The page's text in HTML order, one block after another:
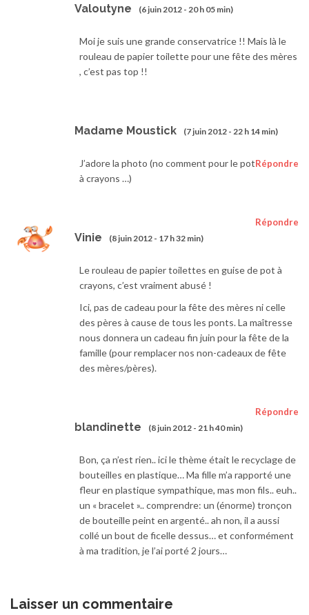
Valoutyne (6 juin 2012 - 20 h 05 min)
Moi je suis une grande conservatrice !! Mais là le
rouleau de papier toilette pour une fête des mères
, c’est pas top !!
Madame Moustick (7 juin 2012 - 22 h 14 min)
Répondre
J’adore la photo (no comment pour le pot
à crayons …)
Vinie (8 juin 2012 - 17 h 32 min)
Répondre
Le rouleau de papier toilettes en guise de pot à
crayons, c’est vraiment abusé !
Ici, pas de cadeau pour la fête des mères ni celle
des pères à cause de tous les ponts. La maîtresse
nous donnera un cadeau fin juin pour la fête de la
famille (pour remplacer nos non-cadeaux de fête
des mères/pères).
blandinette (8 juin 2012 - 21 h 40 min)
Répondre
Bon, ça n’est rien.. ici le thème était le recyclage de
bouteilles en plastique… Ma fille m’a rapporté une
fleur en plastique sympathique, mas mon fils.. euh..
un « bracelet ».. comprendre: un (énorme) tronçon
de bouteille peint en argenté.. ah non, il a aussi
collé un bout de ficelle dessus… et conformément
à ma tradition, je l’ai porté 2 jours…
Laisser un commentaire